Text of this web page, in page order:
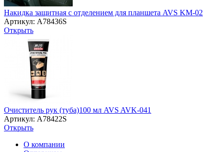
Накидка защитная с отделением для планшета AVS KM-02
Артикул: A78436S
Открыть
Очиститель рук (туба)100 мл AVS AVK-041
Артикул: A78422S
Открыть
О компании